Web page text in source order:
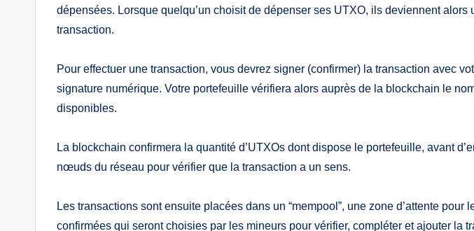
dépensées. Lorsque quelqu’un choisit de dépenser ses UTXO, ils deviennent alors
transaction.
Pour effectuer une transaction, vous devrez signer (confirmer) la transaction avec
signature numérique. Votre portefeuille vérifiera alors auprès de la blockchain le
disponibles.
La blockchain confirmera la quantité d’UTXOs dont dispose le portefeuille, avant
nœuds du réseau pour vérifier que la transaction a un sens.
Les transactions sont ensuite placées dans un “mempool”, une zone d’attente pour
confirmées qui seront choisies par les mineurs pour vérifier, compléter et ajouter la